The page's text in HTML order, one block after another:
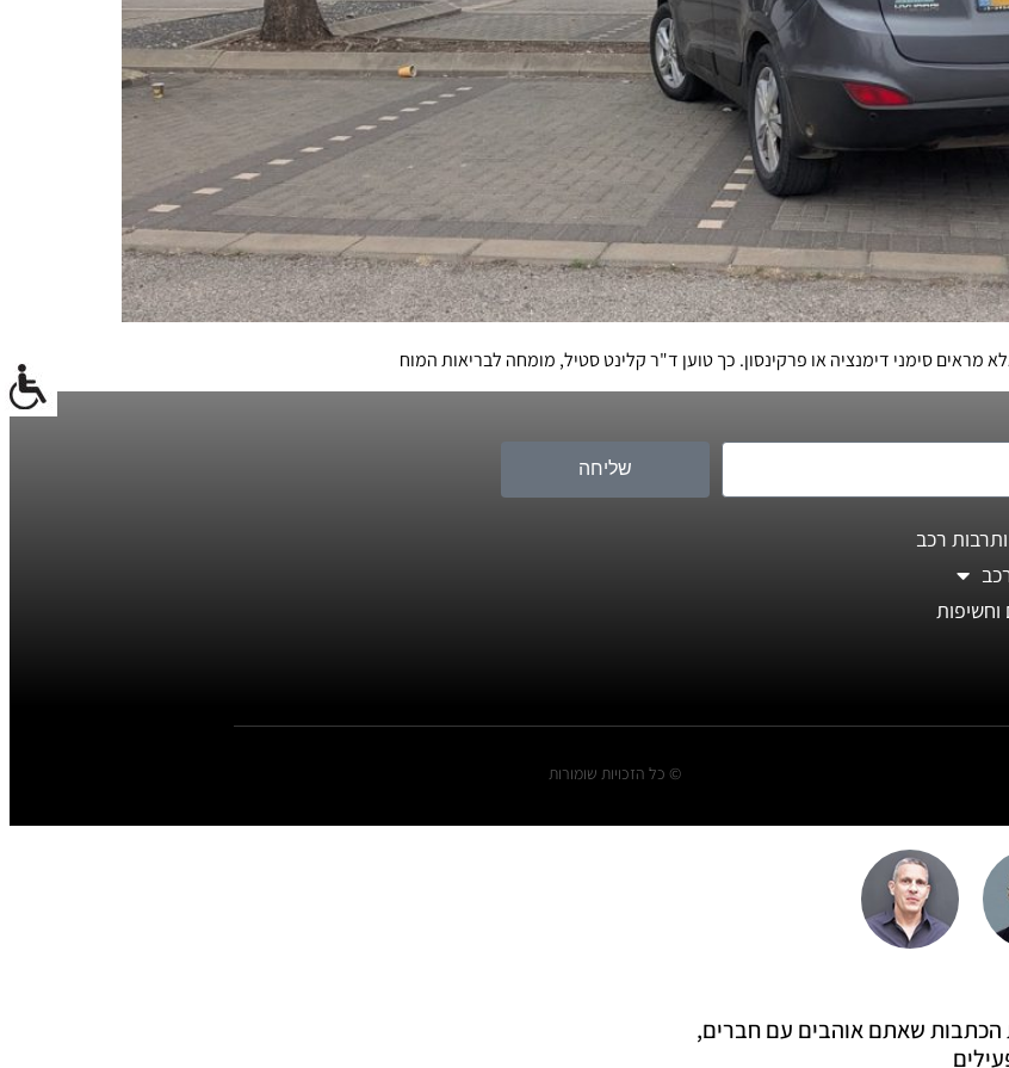
מראים סימני דימנציה או פרקינסון. כך טוען ד"ר קלינט סטיל, מומחה לבריאות המוח
שליחה
רכב
וחשיפות
© כל הזכויות שומורות
הכתבות שאתם אוהבים עם חברים,